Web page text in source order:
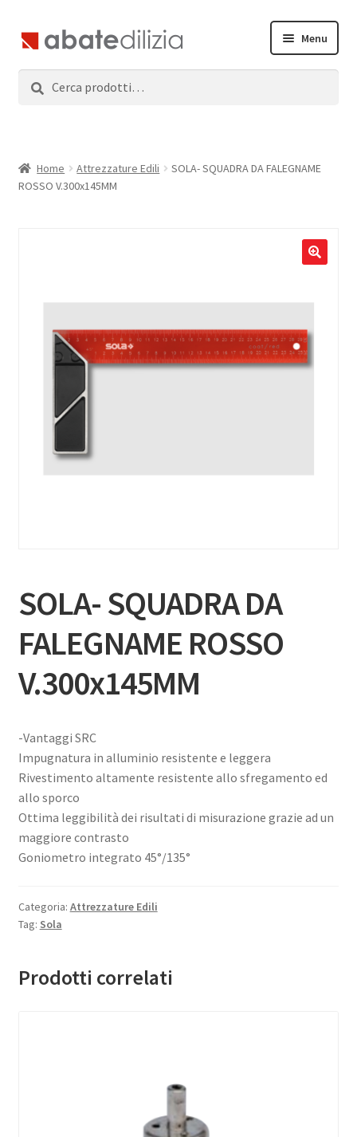
Vai
alla
navigazione
Vai
al
contenuto
Menu
child
Servizi
Registrati
Home Attrezzature Edili
SOLA- SQUADRA DA FALEGNAME
ROSSO V.300x145MM
SOLA- SQUADRA DA
FALEGNAME ROSSO
V.300x145MM
-Vantaggi SRC
Impugnatura in alluminio resistente e leggera
Rivestimento altamente resistente allo sfregamento ed
allo sporco
Ottima leggibilità dei risultati di misurazione grazie ad un
maggiore contrasto
Goniometro integrato 45°/135°
Categoria: Attrezzature Edili
Tag: Sola
Prodotti correlati